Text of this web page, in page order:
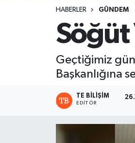
HABERLER GÜNDEM
Söğüt
​​​​​​​Geçtiğimiz
Başkanlığına
TE BILIŞIM
EDITÖR
Trafik Durumu
Süper Lig Puan Durumu ve
Tüm Manşetler
Haber Arşivi